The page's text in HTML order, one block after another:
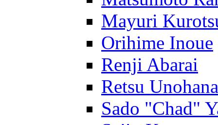
Mayuri
Orihime Inoue
Renji Abarai
Retsu Unohana
Sado "Chad"